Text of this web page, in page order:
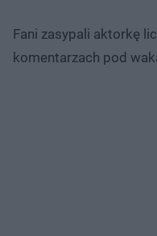
Fani zasypali aktorkę
komentarzach pod